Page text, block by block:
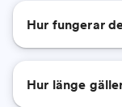
Hur fungerar